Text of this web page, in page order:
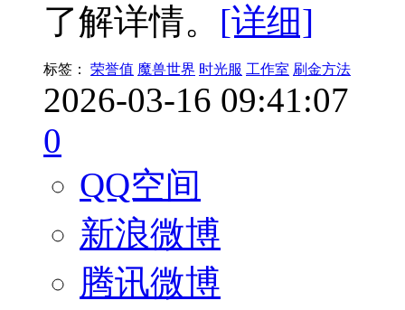
了解详情。 [详细]
标签： 荣誉值 魔兽世界 时光服 工作室 刷金方法
2026-03-16 09:41:07
0
QQ空间
新浪微博
腾讯微博